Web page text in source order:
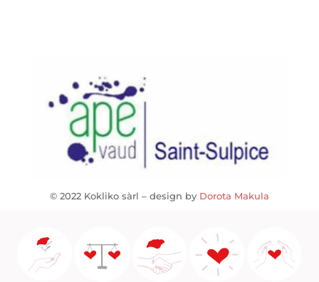
© 2022 Kokliko sàrl – design by Dorota Makula